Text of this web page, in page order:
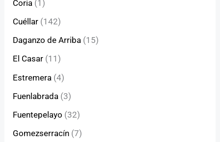
Coria (1)
Cuéllar (142)
Daganzo de Arriba (15)
El Casar (11)
Estremera (4)
Fuenlabrada (3)
Fuentepelayo (32)
Gomezserracín (7)